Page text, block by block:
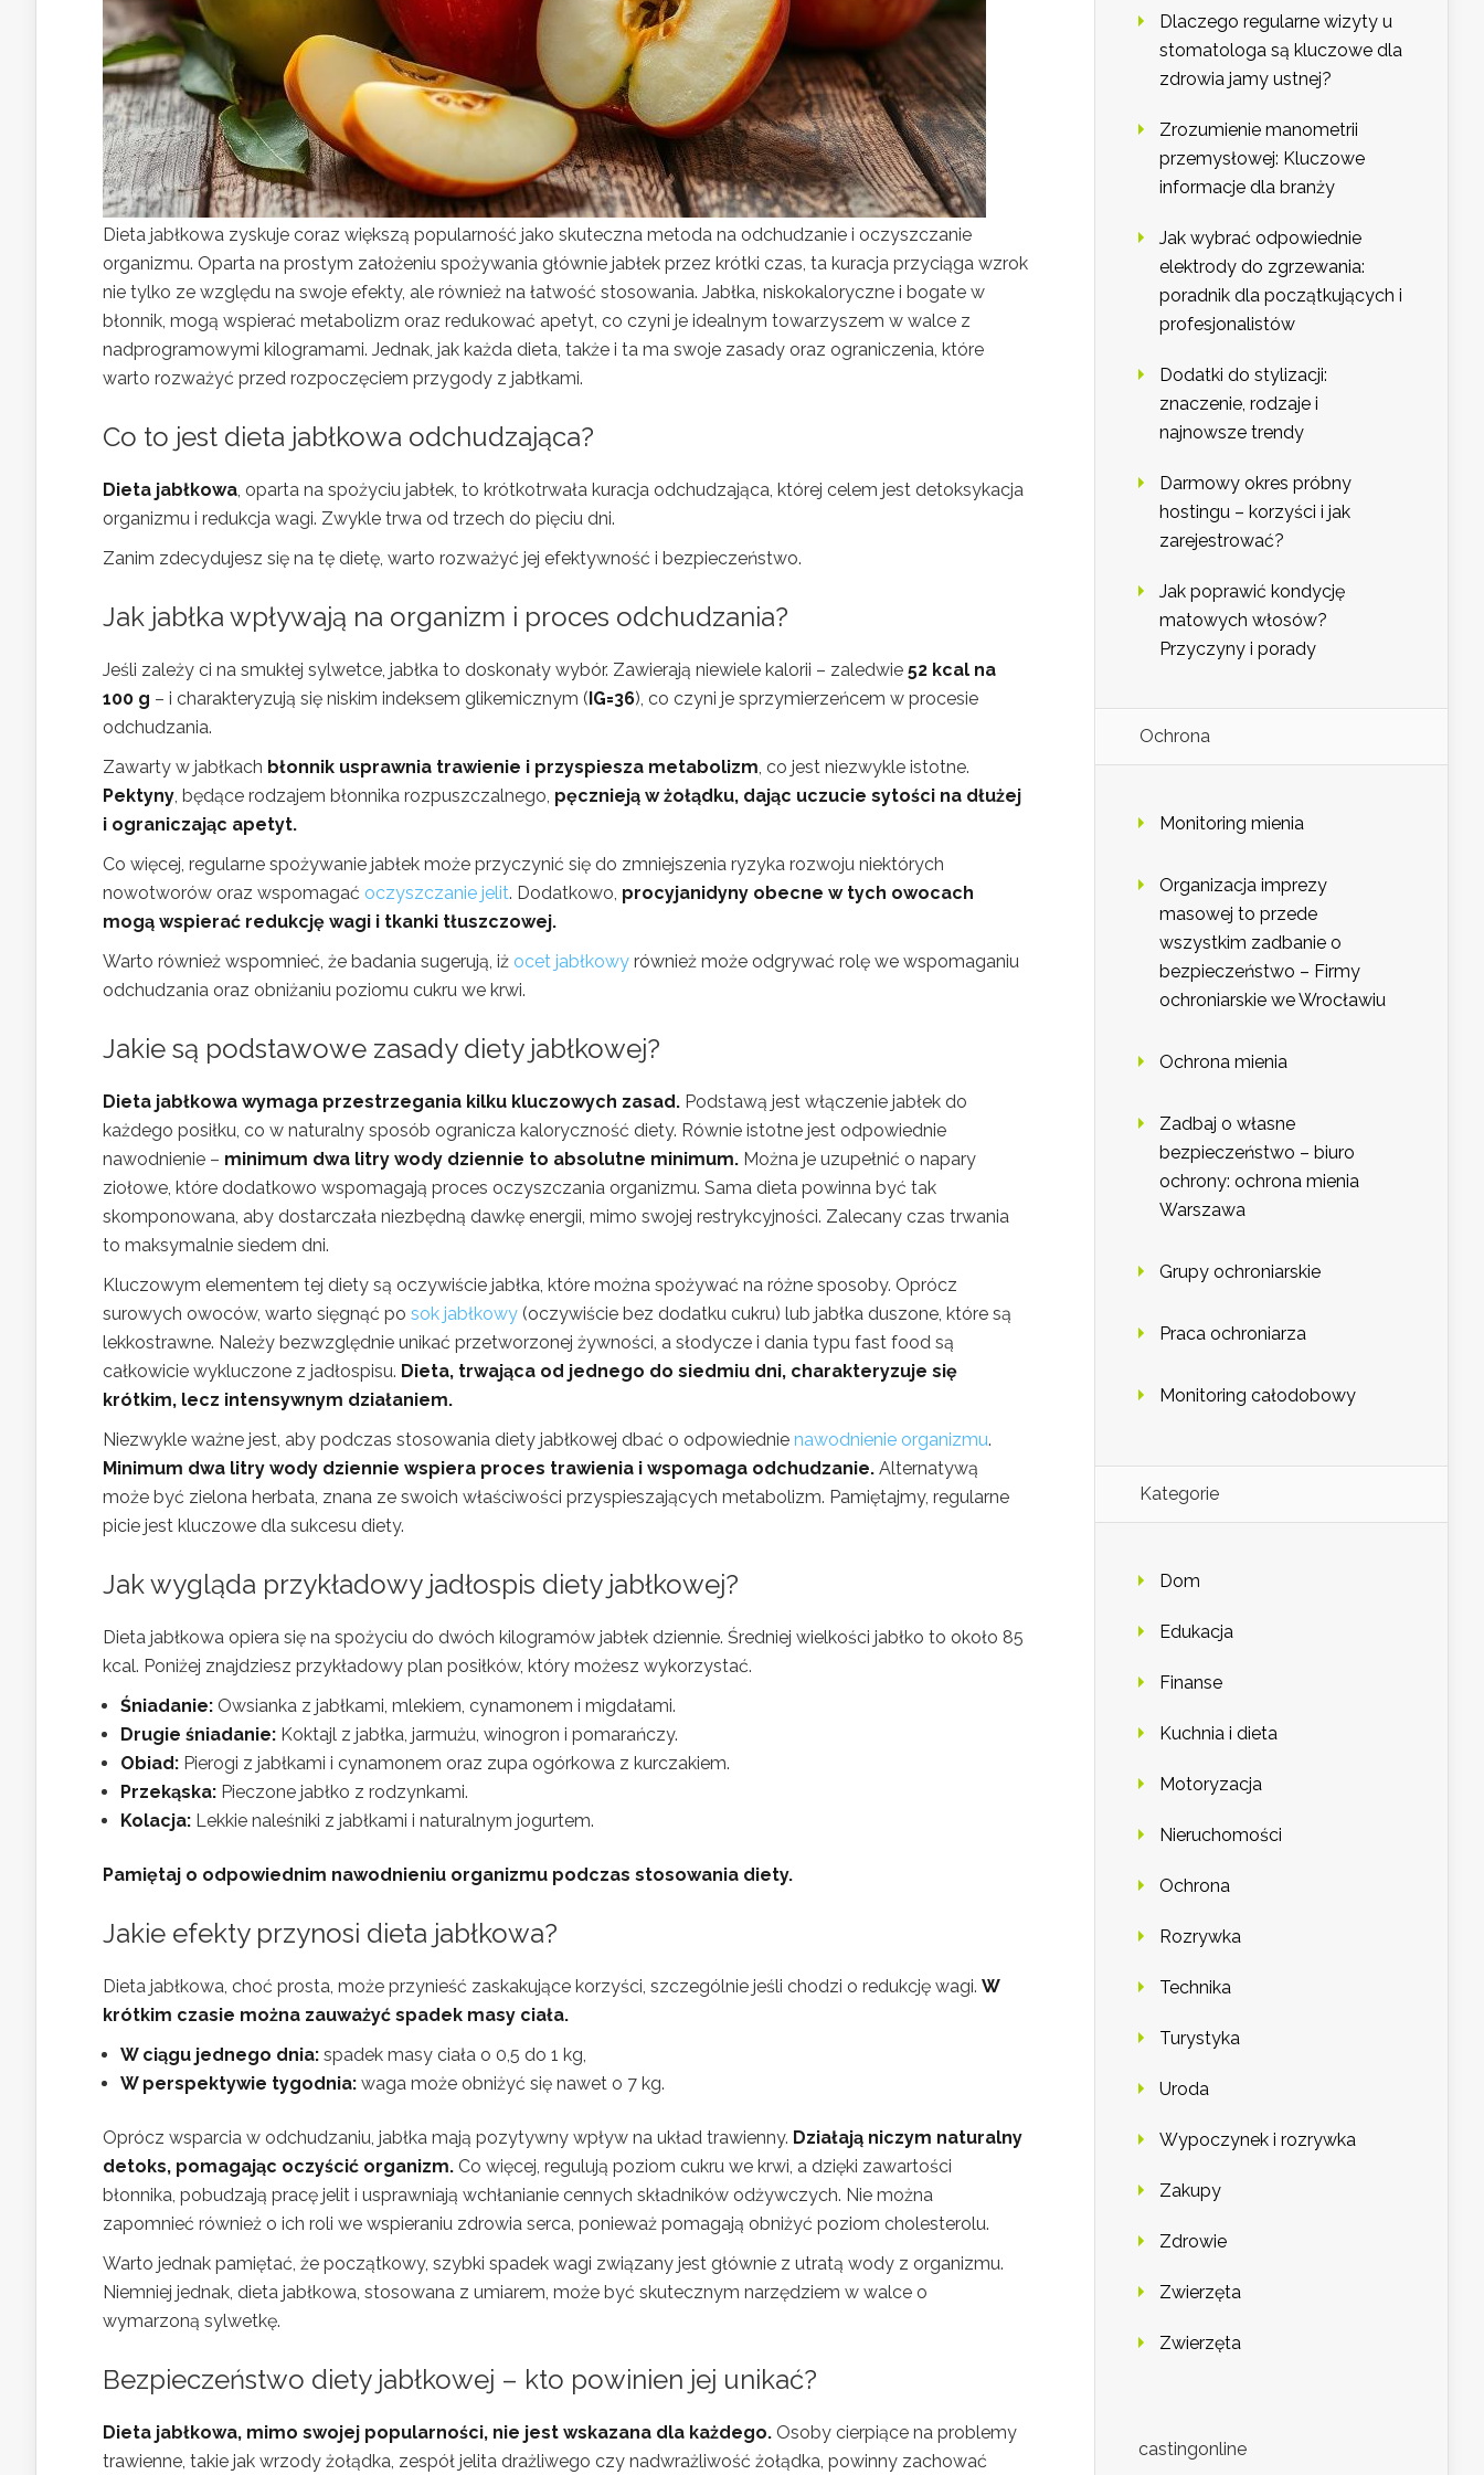
Dieta jabłkowa zyskuje coraz większą popularność jako skuteczna metoda na odchudzanie i oczyszczanie
organizmu. Oparta na prostym założeniu spożywania głównie jabłek przez krótki czas, ta kuracja przyciąga wzrok
nie tylko ze względu na swoje efekty, ale również na łatwość stosowania. Jabłka, niskokaloryczne i bogate w
błonnik, mogą wspierać metabolizm oraz redukować apetyt, co czyni je idealnym towarzyszem w walce z
nadprogramowymi kilogramami. Jednak, jak każda dieta, także i ta ma swoje zasady oraz ograniczenia, które
warto rozważyć przed rozpoczęciem przygody z jabłkami.
Co to jest dieta jabłkowa odchudzająca?
Dieta jabłkowa, oparta na spożyciu jabłek, to krótkotrwała kuracja odchudzająca, której celem jest detoksykacja
organizmu i redukcja wagi. Zwykle trwa od trzech do pięciu dni.
Zanim zdecydujesz się na tę dietę, warto rozważyć jej efektywność i bezpieczeństwo.
Jak jabłka wpływają na organizm i proces odchudzania?
Jeśli zależy ci na smukłej sylwetce, jabłka to doskonały wybór. Zawierają niewiele kalorii – zaledwie 52 kcal na
100 g – i charakteryzują się niskim indeksem glikemicznym (IG=36), co czyni je sprzymierzeńcem w procesie
odchudzania.
Zawarty w jabłkach błonnik usprawnia trawienie i przyspiesza metabolizm, co jest niezwykle istotne.
Pektyny, będące rodzajem błonnika rozpuszczalnego, pęcznieją w żołądku, dając uczucie sytości na dłużej
i ograniczając apetyt.
Co więcej, regularne spożywanie jabłek może przyczynić się do zmniejszenia ryzyka rozwoju niektórych
nowotworów oraz wspomagać oczyszczanie jelit. Dodatkowo, procyjanidyny obecne w tych owocach
mogą wspierać redukcję wagi i tkanki tłuszczowej.
Warto również wspomnieć, że badania sugerują, iż ocet jabłkowy również może odgrywać rolę we wspomaganiu
odchudzania oraz obniżaniu poziomu cukru we krwi.
Jakie są podstawowe zasady diety jabłkowej?
Dieta jabłkowa wymaga przestrzegania kilku kluczowych zasad. Podstawą jest włączenie jabłek do
każdego posiłku, co w naturalny sposób ogranicza kaloryczność diety. Równie istotne jest odpowiednie
nawodnienie – minimum dwa litry wody dziennie to absolutne minimum. Można je uzupełnić o napary
ziołowe, które dodatkowo wspomagają proces oczyszczania organizmu. Sama dieta powinna być tak
skomponowana, aby dostarczała niezbędną dawkę energii, mimo swojej restrykcyjności. Zalecany czas trwania
to maksymalnie siedem dni.
Kluczowym elementem tej diety są oczywiście jabłka, które można spożywać na różne sposoby. Oprócz
surowych owoców, warto sięgnąć po sok jabłkowy (oczywiście bez dodatku cukru) lub jabłka duszone, które są
lekkostrawne. Należy bezwzględnie unikać przetworzonej żywności, a słodycze i dania typu fast food są
całkowicie wykluczone z jadłospisu. Dieta, trwająca od jednego do siedmiu dni, charakteryzuje się
krótkim, lecz intensywnym działaniem.
Niezwykle ważne jest, aby podczas stosowania diety jabłkowej dbać o odpowiednie nawodnienie organizmu.
Minimum dwa litry wody dziennie wspiera proces trawienia i wspomaga odchudzanie. Alternatywą
może być zielona herbata, znana ze swoich właściwości przyspieszających metabolizm. Pamiętajmy, regularne
picie jest kluczowe dla sukcesu diety.
Jak wygląda przykładowy jadłospis diety jabłkowej?
Dieta jabłkowa opiera się na spożyciu do dwóch kilogramów jabłek dziennie. Średniej wielkości jabłko to około 85
kcal. Poniżej znajdziesz przykładowy plan posiłków, który możesz wykorzystać.
Śniadanie: Owsianka z jabłkami, mlekiem, cynamonem i migdałami.
Drugie śniadanie: Koktajl z jabłka, jarmużu, winogron i pomarańczy.
Obiad: Pierogi z jabłkami i cynamonem oraz zupa ogórkowa z kurczakiem.
Przekąska: Pieczone jabłko z rodzynkami.
Kolacja: Lekkie naleśniki z jabłkami i naturalnym jogurtem.
Pamiętaj o odpowiednim nawodnieniu organizmu podczas stosowania diety.
Jakie efekty przynosi dieta jabłkowa?
Dieta jabłkowa, choć prosta, może przynieść zaskakujące korzyści, szczególnie jeśli chodzi o redukcję wagi. W
krótkim czasie można zauważyć spadek masy ciała.
W ciągu jednego dnia: spadek masy ciała o 0,5 do 1 kg,
W perspektywie tygodnia: waga może obniżyć się nawet o 7 kg.
Oprócz wsparcia w odchudzaniu, jabłka mają pozytywny wpływ na układ trawienny. Działają niczym naturalny
detoks, pomagając oczyścić organizm. Co więcej, regulują poziom cukru we krwi, a dzięki zawartości
błonnika, pobudzają pracę jelit i usprawniają wchłanianie cennych składników odżywczych. Nie można
zapomnieć również o ich roli we wspieraniu zdrowia serca, ponieważ pomagają obniżyć poziom cholesterolu.
Warto jednak pamiętać, że początkowy, szybki spadek wagi związany jest głównie z utratą wody z organizmu.
Niemniej jednak, dieta jabłkowa, stosowana z umiarem, może być skutecznym narzędziem w walce o
wymarzoną sylwetkę.
Bezpieczeństwo diety jabłkowej – kto powinien jej unikać?
Dieta jabłkowa, mimo swojej popularności, nie jest wskazana dla każdego. Osoby cierpiące na problemy
trawienne, takie jak wrzody żołądka, zespół jelita drażliwego czy nadwrażliwość żołądka, powinny zachować
Dlaczego regularne wizyty u
stomatologa są kluczowe dla
zdrowia jamy ustnej?
Zrozumienie manometrii
przemysłowej: Kluczowe
informacje dla branży
Jak wybrać odpowiednie
elektrody do zgrzewania:
poradnik dla początkujących i
profesjonalistów
Dodatki do stylizacji:
znaczenie, rodzaje i
najnowsze trendy
Darmowy okres próbny
hostingu – korzyści i jak
zarejestrować?
Jak poprawić kondycję
matowych włosów?
Przyczyny i porady
Ochrona
Monitoring mienia
Organizacja imprezy
masowej to przede
wszystkim zadbanie o
bezpieczeństwo – Firmy
ochroniarskie we Wrocławiu
Ochrona mienia
Zadbaj o własne
bezpieczeństwo – biuro
ochrony: ochrona mienia
Warszawa
Grupy ochroniarskie
Praca ochroniarza
Monitoring całodobowy
Kategorie
Dom
Edukacja
Finanse
Kuchnia i dieta
Motoryzacja
Nieruchomości
Ochrona
Rozrywka
Technika
Turystyka
Uroda
Wypoczynek i rozrywka
Zakupy
Zdrowie
Zwierzęta
Zwierzęta
castingonline